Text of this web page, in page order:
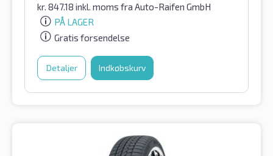
kr. 847.18 inkl. moms fra Auto-Raifen GmbH
PÅ LAGER
Gratis forsendelse
Detaljer Indkøbskurv